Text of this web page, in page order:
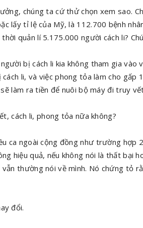
chúng ta cứ thử chọn xem sao.
lấy tỉ lệ của Mỹ, là 112.700 bệnh
quản lí 5.175.000 người cách li?
bị cách li kia không tham gia
li, và việc phong tỏa làm cho gấp
làm ra tiền để nuôi bộ máy đi truy
cách li, phong tỏa nữa không?
ca ngoài cộng đồng như trường
hiệu quả, nếu không nói là thất bại
thường nói về mình. Nó chứng tỏ
đổi.